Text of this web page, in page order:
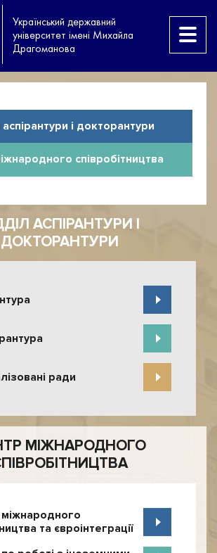
Український державний
університет імені Михайла
Драгоманова
аспірантури і докторантури
співробітництва
АСПІРАНТУРИ І
ДОКТОРАНТУРИ
ради
МІЖНАРОДНОГО
міжнародного
та євроінтеграції